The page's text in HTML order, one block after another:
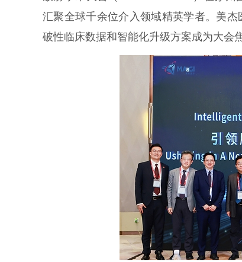
汇聚全球千余位介入领域精英学者。美杰
破性临床数据和智能化升级方案成为大会